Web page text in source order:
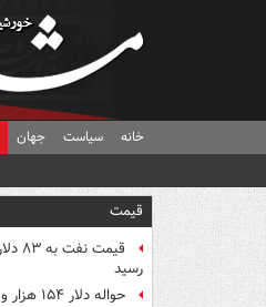
خانه سیاست جهان
قیمت
رسید
حواله دلار ۱۵۴ هزار و ۴۵۱ تومان شد